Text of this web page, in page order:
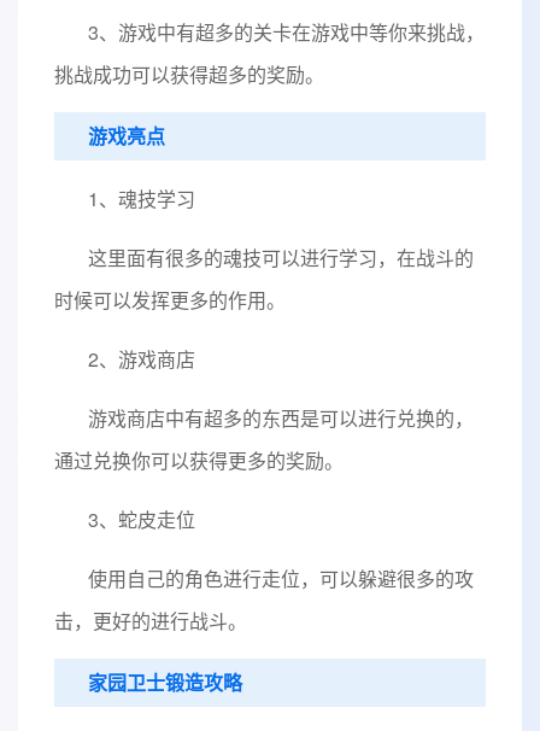
3、游戏中有超多的关卡在游戏中等你来挑战，
挑战成功可以获得超多的奖励。
游戏亮点
1、魂技学习
这里面有很多的魂技可以进行学习，在战斗的
时候可以发挥更多的作用。
2、游戏商店
游戏商店中有超多的东西是可以进行兑换的，
通过兑换你可以获得更多的奖励。
3、蛇皮走位
使用自己的角色进行走位，可以躲避很多的攻
击，更好的进行战斗。
家园卫士锻造攻略